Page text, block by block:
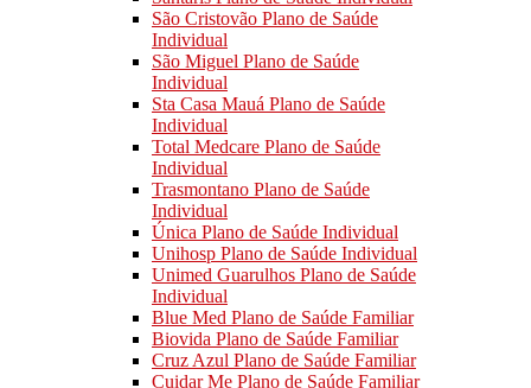
São Cristovão Plano de Saúde
Individual
São Miguel Plano de Saúde
Individual
Sta Casa Mauá Plano de Saúde
Individual
Total Medcare Plano de Saúde
Individual
Trasmontano Plano de Saúde
Individual
Única Plano de Saúde Individual
Unihosp Plano de Saúde Individual
Unimed Guarulhos Plano de Saúde
Individual
Blue Med Plano de Saúde Familiar
Biovida Plano de Saúde Familiar
Cruz Azul Plano de Saúde Familiar
Cuidar Me Plano de Saúde Familiar